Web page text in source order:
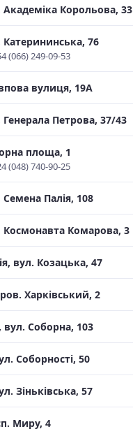
Академіка Корольова, 33
Катерининська, 76
(066) 249-09-53
вулиця, 19А
Петрова, 37/43
площа, 1
(048) 740-90-25
Палія, 108
Космонавта Комарова, 3
вул. Козацька, 47
Харківський, 2
вул. Соборна, 103
Соборності, 50
Зіньківська, 57
Миру, 4